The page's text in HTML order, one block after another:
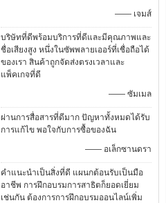
—— เจมส์
บริษัทที่ดีพร้อมบริการที่ดีและมีคุณภาพและ
ชื่อเสียงสูง หนึ่งในซัพพลายเออร์ที่เชื่อถือได้
ของเรา สินค้าถูกจัดส่งตรงเวลาและ
แพ็คเกจที่ดี
—— ซัมเมล
ผ่านการสื่อสารที่ดีมาก ปัญหาทั้งหมดได้รับ
การแก้ไข พอใจกับการซื้อของฉัน
—— อเล็กซานดรา
คำแนะนำเป็นสิ่งที่ดี แผนกต้อนรับเป็นมือ
อาชีพ การฝึกอบรมการสาธิตก็ยอดเยี่ยม
เช่นกัน ต้องการการฝึกอบรมออนไลน์เพิ่ม